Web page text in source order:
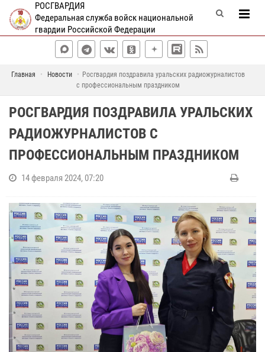
РОСГВАРДИЯ
Федеральная служба войск национальной
гвардии Российской Федерации
Главная Новости
Росгвардия поздравила уральских радиожурналистов
с профессиональным праздником
РОСГВАРДИЯ ПОЗДРАВИЛА УРАЛЬСКИХ
РАДИОЖУРНАЛИСТОВ С
ПРОФЕССИОНАЛЬНЫМ ПРАЗДНИКОМ
14 февраля 2024, 07:20